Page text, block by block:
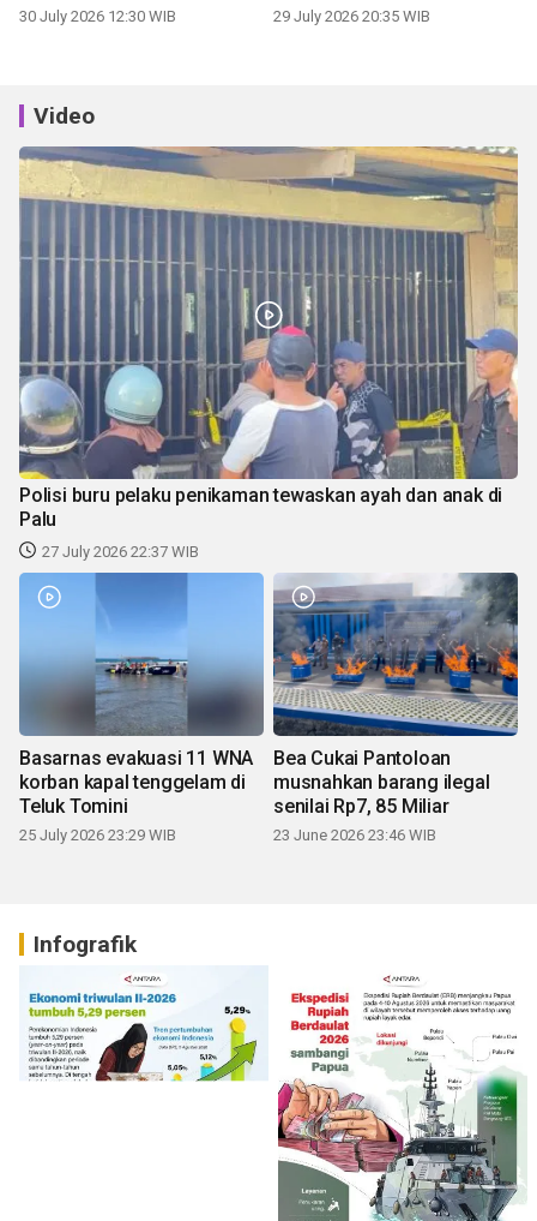
30 July 2026 12:30 WIB 29 July 2026 20:35 WIB
Video
Polisi buru pelaku penikaman tewaskan ayah dan anak di
Palu
27 July 2026 22:37 WIB
Basarnas evakuasi 11 WNA
korban kapal tenggelam di
Teluk Tomini
25 July 2026 23:29 WIB
Bea Cukai Pantoloan
musnahkan barang ilegal
senilai Rp7, 85 Miliar
23 June 2026 23:46 WIB
Infografik